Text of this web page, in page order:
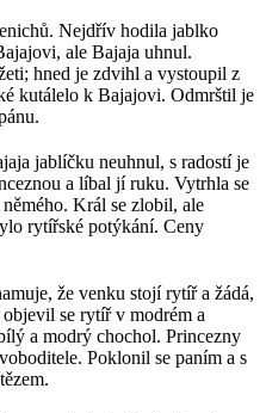
Nejdřív hodila jablko
ale Bajaja uhnul.
hned je zdvihl a vystoupil z
kutálelo k Bajajovi. Odmrštil je
jablíčku neuhnul, s radostí je
a líbal jí ruku. Vytrhla se
Král se zlobil, ale
rytířské potýkání. Ceny
že venku stojí rytíř a žádá,
se rytíř v modrém a
a modrý chochol. Princezny
Poklonil se paním a s